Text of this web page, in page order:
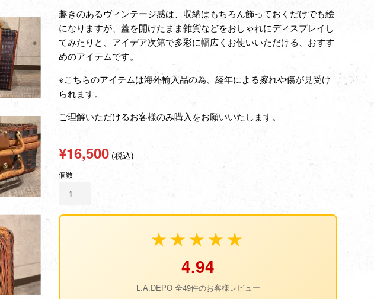
趣きのあるヴィンテージ感は、収納はもちろん飾っておくだけでも絵
になりますが、蓋を開けたまま雑貨などをおしゃれにディスプレイし
てみたりと、アイデア次第で多彩に幅広くお使いいただける、おすす
めのアイテムです。
※こちらのアイテムは海外輸入品の為、経年による擦れや傷が見受け
られます。
ご理解いただけるお客様のみ購入をお願いいたします。
通
常
価
¥16,500 (税込)
個数
★★★★★
4.94
L.A.DEPO 全49件のお客様レビュー